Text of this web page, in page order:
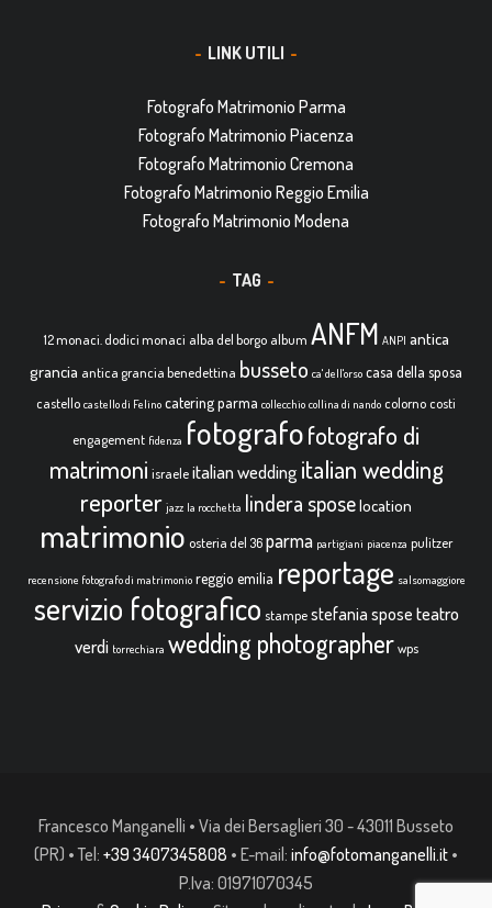
LINK UTILI
Fotografo Matrimonio Parma
Fotografo Matrimonio Piacenza
Fotografo Matrimonio Cremona
Fotografo Matrimonio Reggio Emilia
Fotografo Matrimonio Modena
TAG
12 monaci. dodici monaci alba del borgo album ANFM ANPI antica
grancia antica grancia benedettina busseto ca' dell'orso casa della sposa
castello castello di Felino catering parma collecchio collina di nando colorno costi
engagement fidenza fotografofotografo di
matrimoni israele italian wedding italian wedding
reporter jazz la rocchetta lindera sposelocation
matrimonio osteria del 36parma partigiani piacenza pulitzer
recensione fotografo di matrimonio reggio emilia reportage salsomaggiore
servizio fotografico stampe stefania spose teatro
verdi torrechiara wedding photographer wps
Francesco Manganelli • Via dei Bersaglieri 30 - 43011 Busseto
(PR) • Tel: +39 3407345808 • E-mail: info@fotomanganelli.it •
P.Iva: 01971070345